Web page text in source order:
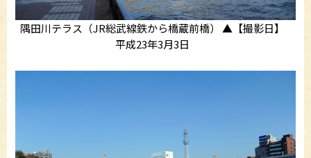
隅田川テラス（JR総武線鉄から橋蔵前橋） ▲【撮影日】
平成23年3月3日